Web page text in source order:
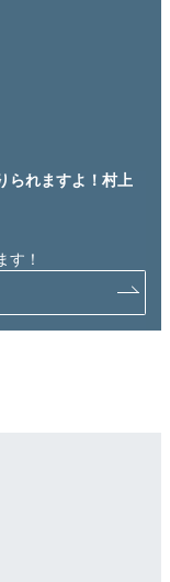
られますよ！村上
す！